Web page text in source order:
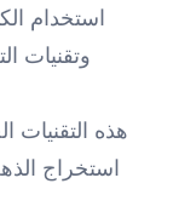
استخدام
وتقنيات
هذه التقنيات
استخراج